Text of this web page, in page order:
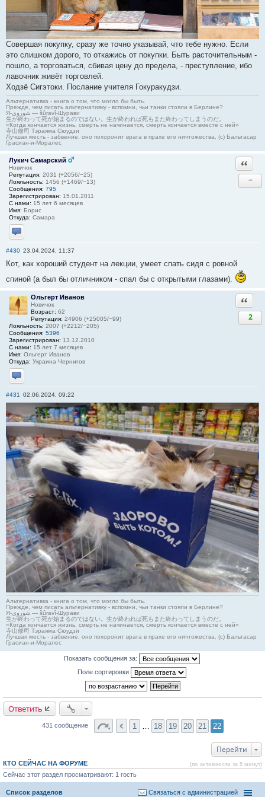
Совершая покупку, сразу же точно указывай, что тебе нужно. Если
это слишком дорого, то откажись от покупки. Быть расточительным -
пошло, а торговаться, сбивая цену до предела, - преступление, ибо
лавочник живёт торговлей.
Ходзё Сигэтоки. Послание учителя Гокуракудзи.
Альтернативка - книга о том, что могло бы быть.
Прежде, чем писать альтернативку - вспомни, чьи танки стояли в Берлине?
Я-شوروی — šûravî-Шурави
生が終わって死が始まるのではない。生が終われば死もまた終わってしまうのだ。
«Когда кончается жизнь, смерть не начинается, смерть кончается вместе с ней»
寺山修司 Тэраяма Сюудзи
Лучшая месть - забвение, оно похоронит врага в прахе его ничтожества. (с) Бальтасар
Грасиан-и-Моралес
Лукич Самарский
Новичок
Репутация: 2031 (+2056/−25)
Лояльность: 1456 (+1469/−13)
Сообщения: 795
Зарегистрирован: 15.01.2011
С нами: 15 лет 6 месяцев
Имя: Борис
Откуда: Самара
Отправить личное сообщение
−
#430 23.04.2024, 11:37
Кот, как хороший студент на лекции, умеет спать сидя с ровной
спиной (а был бы отличником - спал бы с открытыми глазами).
Ольгерт Иванов
Новичок
Возраст: 62
Репутация: 24906 (+25005/−99)
Лояльность: 2007 (+2212/−205)
Сообщения: 5396
Зарегистрирован: 13.12.2010
С нами: 15 лет 7 месяцев
Имя: Ольгерт Иванов
Откуда: Украина Чернигов
Отправить личное сообщение
2
#431 02.06.2024, 09:22
Альтернативка - книга о том, что могло бы быть.
Прежде, чем писать альтернативку - вспомни, чьи танки стояли в Берлине?
Я-شوروی — šûravî-Шурави
生が終わって死が始まるのではない。生が終われば死もまた終わってしまうのだ。
«Когда кончается жизнь, смерть не начинается, смерть кончается вместе с ней»
寺山修司 Тэраяма Сюудзи
Лучшая месть - забвение, оно похоронит врага в прахе его ничтожества. (с) Бальтасар
Грасиан-и-Моралес
Показать сообщения за:
Поле сортировки
Ответить
431 сообщение 1 18 19 20 21 22
Перейти
КТО СЕЙЧАС НА ФОРУМЕ (по активности за 5 минут)
Сейчас этот раздел просматривают: 1 гость
Список разделов Связаться с администрацией